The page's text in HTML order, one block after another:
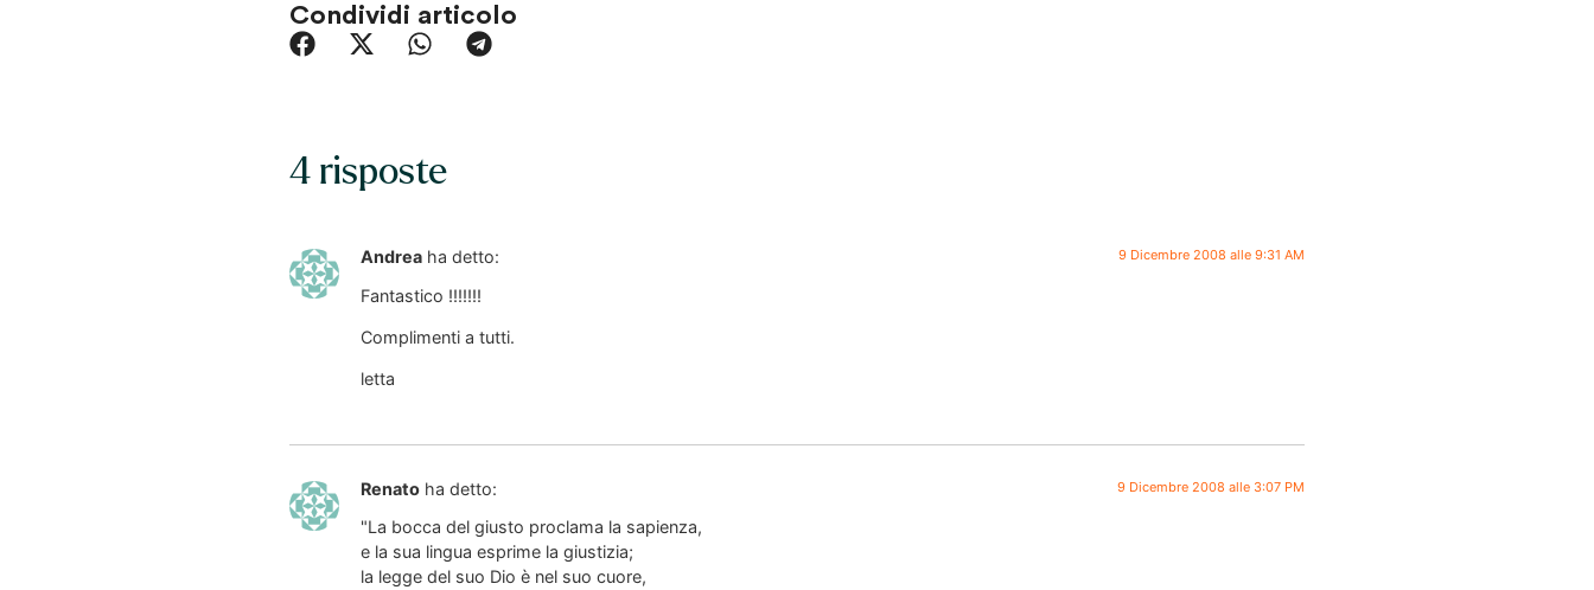
Condividi articolo
4 risposte
Andrea ha detto: 9 Dicembre 2008 alle 9:31 AM
Fantastico !!!!!!!
Complimenti a tutti.
letta
Renato ha detto: 9 Dicembre 2008 alle 3:07 PM
"La bocca del giusto proclama la sapienza,
e la sua lingua esprime la giustizia;
la legge del suo Dio è nel suo cuore,